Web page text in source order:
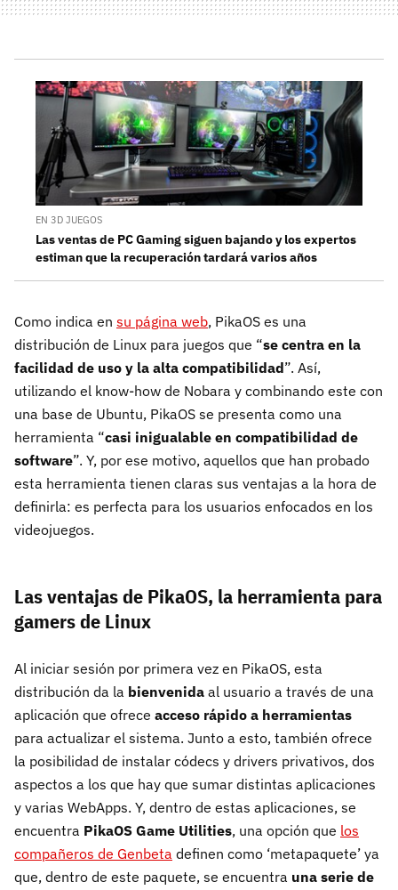
EN 3D JUEGOS
Las ventas de PC Gaming siguen bajando y los expertos
estiman que la recuperación tardará varios años
Como indica en su página web, PikaOS es una
distribución de Linux para juegos que “se centra en la
facilidad de uso y la alta compatibilidad”. Así,
utilizando el know-how de Nobara y combinando este con
una base de Ubuntu, PikaOS se presenta como una
herramienta “casi inigualable en compatibilidad de
software”. Y, por ese motivo, aquellos que han probado
esta herramienta tienen claras sus ventajas a la hora de
definirla: es perfecta para los usuarios enfocados en los
videojuegos.
Las ventajas de PikaOS, la herramienta para
gamers de Linux
Al iniciar sesión por primera vez en PikaOS, esta
distribución da la bienvenida al usuario a través de una
aplicación que ofrece acceso rápido a herramientas
para actualizar el sistema. Junto a esto, también ofrece
la posibilidad de instalar códecs y drivers privativos, dos
aspectos a los que hay que sumar distintas aplicaciones
y varias WebApps. Y, dentro de estas aplicaciones, se
encuentra PikaOS Game Utilities, una opción que los
compañeros de Genbeta definen como ‘metapaquete’ ya
que, dentro de este paquete, se encuentra una serie de